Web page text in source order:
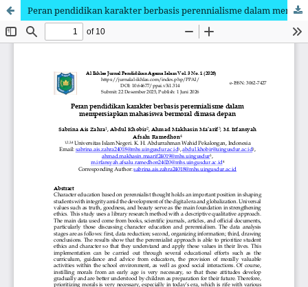
Peran pendidikan karakter berbasis perennialisme dalam mempersiapkan mahasiswa bermoral dimasa depan